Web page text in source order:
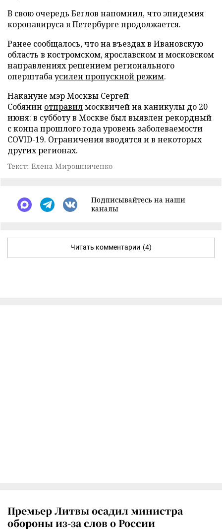
В свою очередь Беглов напомнил, что эпидемия
коронавируса в Петербурге продолжается.
Ранее сообщалось, что на въездах в Ивановскую
область в костромском, ярославском и московском
направлениях решением регионального
оперштабаусилен пропускной режим.
Накануне мэр Москвы Сергей
Собянин отправилмосквичей на каникулы до 20
июня: в субботу в Москве был выявлен рекордный
с конца прошлого года уровень заболеваемости
COVID-19. Ограничения вводятся и в некоторых
других регионах.
Текст: Елена Мирошниченко
Подписывайтесь на наши
каналы
Читать комментарии (4)
Премьер Литвы осадил министра
обороны из-за слов о России